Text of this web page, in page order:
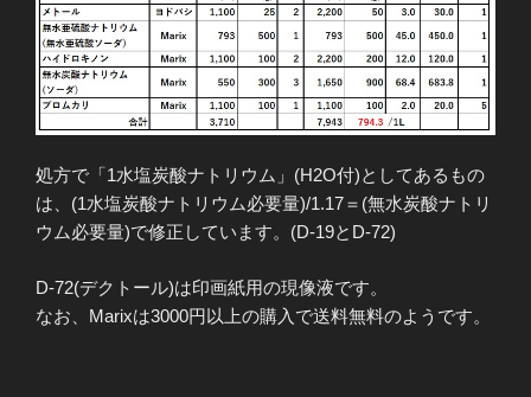
処方で「1水塩炭酸ナトリウム」(H2O付)としてあるもの
は、(1水塩炭酸ナトリウム必要量)/1.17＝(無水炭酸ナトリ
ウム必要量)で修正しています。(D-19とD-72)
D-72(デクトール)は印画紙用の現像液です。
なお、Marixは3000円以上の購入で送料無料のようです。